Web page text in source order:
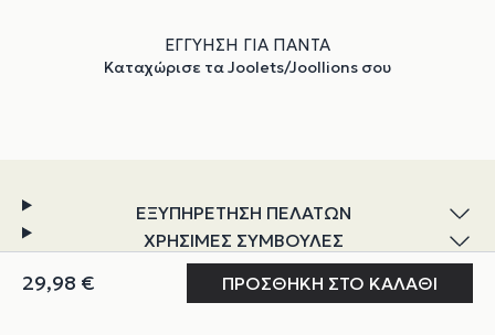
ΕΓΓΥΗΣΗ ΓΙΑ ΠΑΝΤΑ
Καταχώρισε τα Joolets/Joollions σου
ΕΞΥΠΗΡΕΤΗΣΗ ΠΕΛΑΤΩΝ
ΧΡΗΣΙΜΕΣ ΣΥΜΒΟΥΛΕΣ
ΕΞΕΡΕΥΝΗΣΗ
Ο ΛΟΓΑΡΙΑΣΜΟΣ ΜΟΥ